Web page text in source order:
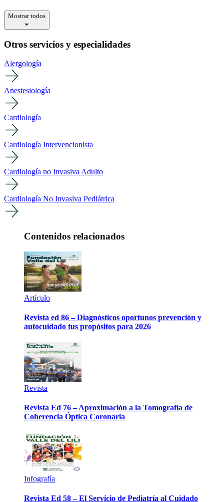
Mostrar todos
Otros servicios y especialidades
Alergología
Anestesiología
Cardiología
Cardiología Intervencionista
Cardiología no Invasiva Adulto
Cardiología No Invasiva Pediátrica
Contenidos relacionados
Artículo
Revista ed 86 – Diagnósticos oportunos prevención y
autocuidado tus propósitos para 2026
Revista
Revista Ed 76 – Aproximación a la Tomografía de
Coherencia Óptica Coronaria
Infografía
Revista Ed 58 – El Servicio de Pediatría al Cuidado